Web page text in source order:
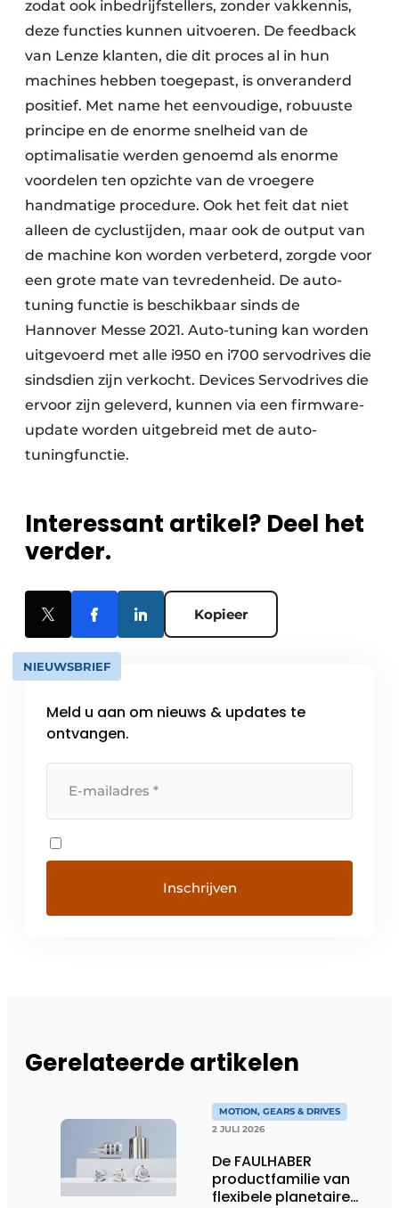
zodat ook inbedrijfstellers, zonder vakkennis,
deze functies kunnen uitvoeren. De feedback
van Lenze klanten, die dit proces al in hun
machines hebben toegepast, is onveranderd
positief. Met name het eenvoudige, robuuste
principe en de enorme snelheid van de
optimalisatie werden genoemd als enorme
voordelen ten opzichte van de vroegere
handmatige procedure. Ook het feit dat niet
alleen de cyclustijden, maar ook de output van
de machine kon worden verbeterd, zorgde voor
een grote mate van tevredenheid. De auto-
tuning functie is beschikbaar sinds de
Hannover Messe 2021. Auto-tuning kan worden
uitgevoerd met alle i950 en i700 servodrives die
sindsdien zijn verkocht. Devices Servodrives die
ervoor zijn geleverd, kunnen via een firmware-
update worden uitgebreid met de auto-
tuningfunctie.
Interessant artikel? Deel het
verder.
Kopieer
NIEUWSBRIEF
Meld u aan om nieuws & updates te
ontvangen.
Gerelateerde artikelen
MOTION, GEARS & DRIVES
2 JULI 2026
De FAULHABER
productfamilie van
flexibele planetaire